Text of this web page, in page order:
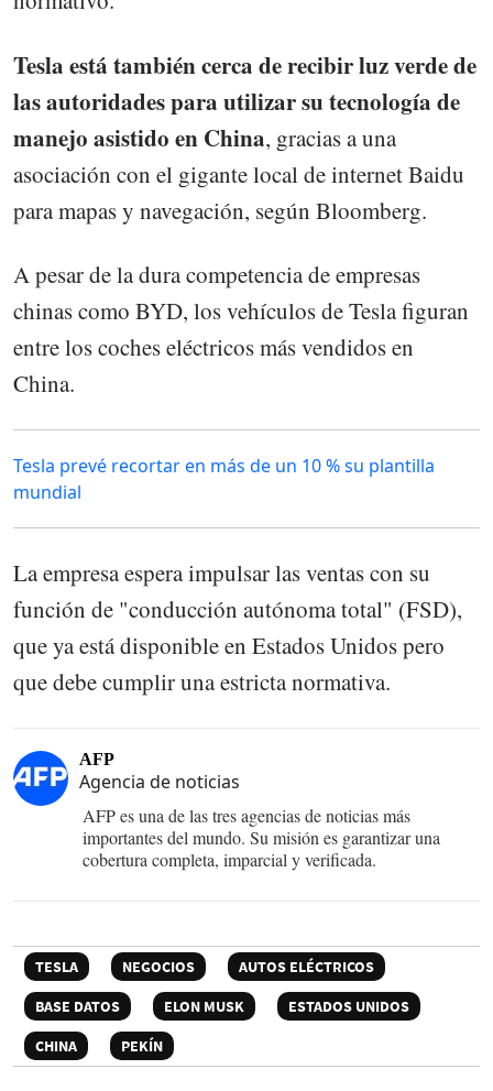
Tesla está también cerca de recibir luz verde de
las autoridades para utilizar su tecnología de
manejo asistido en China, gracias a una
asociación con el gigante local de internet Baidu
para mapas y navegación, según Bloomberg.
A pesar de la dura competencia de empresas
chinas como BYD, los vehículos de Tesla figuran
entre los coches eléctricos más vendidos en
China.
Tesla prevé recortar en más de un 10 % su plantilla
mundial
La empresa espera impulsar las ventas con su
función de "conducción autónoma total" (FSD),
que ya está disponible en Estados Unidos pero
que debe cumplir una estricta normativa.
AFP
Agencia de noticias
AFP es una de las tres agencias de noticias más
importantes del mundo. Su misión es garantizar una
cobertura completa, imparcial y verificada.
TESLA NEGOCIOS
AUTOS ELÉCTRICOS
BASE DATOS
ELON MUSK
ESTADOS UNIDOS
CHINA
PEKÍN